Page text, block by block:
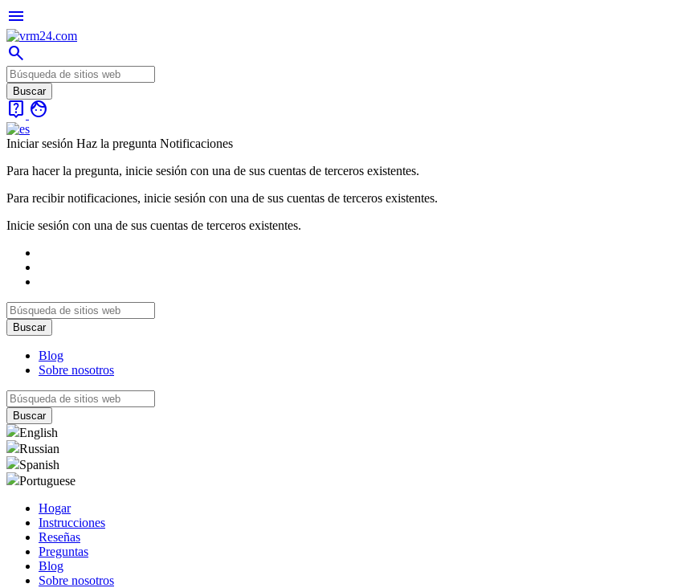
menu
search
live_help face
Iniciar sesión Haz la pregunta Notificaciones
Para hacer la pregunta, inicie sesión con una de sus cuentas de terceros existentes.
Para recibir notificaciones, inicie sesión con una de sus cuentas de terceros existentes.
Inicie sesión con una de sus cuentas de terceros existentes.
Blog
Sobre nosotros
English
Russian
Spanish
Portuguese
Hogar
Instrucciones
Reseñas
Preguntas
Blog
Sobre nosotros